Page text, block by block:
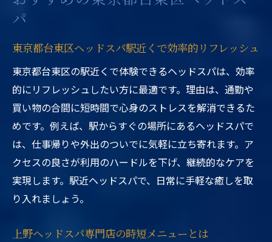
パ
東京都台東区ヘッドスパ駅近くで効率的リフレッシュ
東京都台東区の駅近くで体験できるヘッドスパは、効率
的にリフレッシュしたい方に最適です。理由は、通勤や
買い物の合間に短時間で心身のストレスを解消できるた
めです。例えば、駅からすぐの場所にあるヘッドスパで
は、仕事帰りや外出のついでに気軽に立ち寄れます。ア
クセスの良さが利用のハードルを下げ、継続的なケアを
実現します。駅近ヘッドスパで、日常に手軽な癒しを取
り入れましょう。
上野ヘッドスパ専門店の時短メニューとは